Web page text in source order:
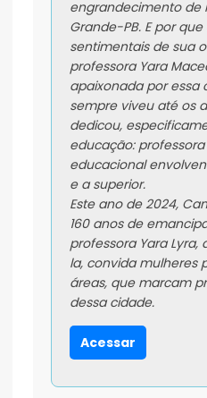
engrandecimento de
Grande-PB. E por
sentimentais de sua
professora Yara
apaixonada por essa
sempre viveu até os
dedicou,
educação:
educacional
e a superior.
Este ano de 2024,
160 anos de
professora Yara
la, convida mulheres
áreas, que marcam
dessa cidade.
Acessar